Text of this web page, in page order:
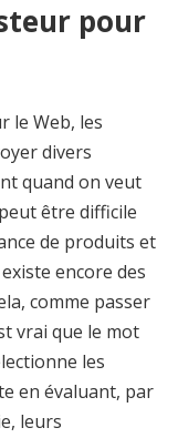
pour
le Web, les
divers
quand on veut
être difficile
de produits et
encore des
comme passer
vrai que le mot
les
en évaluant, par
leurs